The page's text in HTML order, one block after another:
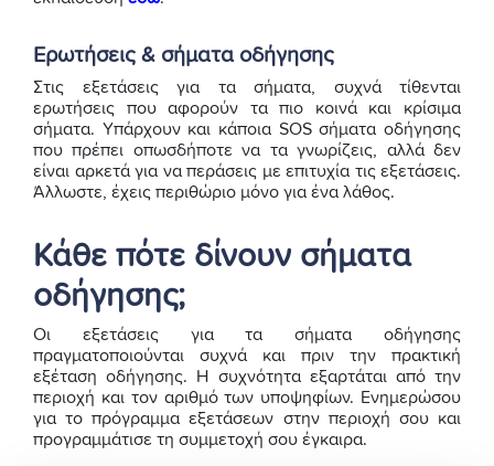
Ερωτήσεις & σήματα οδήγησης
Στις εξετάσεις για τα σήματα, συχνά τίθενται
ερωτήσεις που αφορούν τα πιο κοινά και κρίσιμα
σήματα. Υπάρχουν και κάποια SOS σήματα οδήγησης
που πρέπει οπωσδήποτε να τα γνωρίζεις, αλλά δεν
είναι αρκετά για να περάσεις με επιτυχία τις εξετάσεις.
Άλλωστε, έχεις περιθώριο μόνο για ένα λάθος.
Κάθε πότε δίνουν σήματα
οδήγησης;
Οι εξετάσεις για τα σήματα οδήγησης
πραγματοποιούνται συχνά και πριν την πρακτική
εξέταση οδήγησης. Η συχνότητα εξαρτάται από την
περιοχή και τον αριθμό των υποψηφίων. Ενημερώσου
για το πρόγραμμα εξετάσεων στην περιοχή σου και
προγραμμάτισε τη συμμετοχή σου έγκαιρα.